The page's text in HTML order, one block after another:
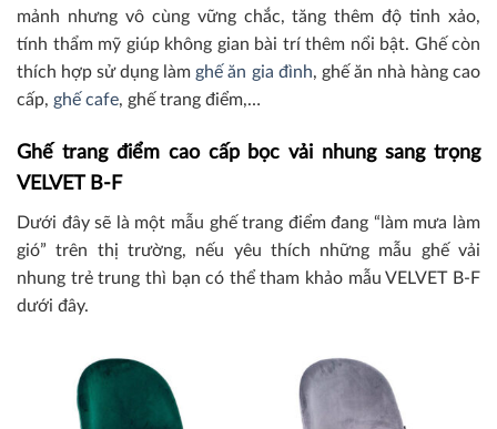
mảnh nhưng vô cùng vững chắc, tăng thêm độ tinh xảo,
tính thẩm mỹ giúp không gian bài trí thêm nổi bật. Ghế còn
thích hợp sử dụng làm ghế ăn gia đình, ghế ăn nhà hàng cao
cấp, ghế cafe, ghế trang điểm,…
Ghế trang điểm cao cấp bọc vải nhung sang trọng
VELVET B-F
Dưới đây sẽ là một mẫu ghế trang điểm đang “làm mưa làm
gió” trên thị trường, nếu yêu thích những mẫu ghế vải
nhung trẻ trung thì bạn có thể tham khảo mẫu VELVET B-F
dưới đây.